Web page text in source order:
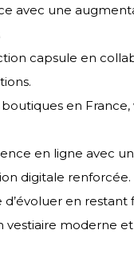
avec une
capsule en
en France,
en ligne avec
digitale renforcée.
en restant
vestiaire moderne